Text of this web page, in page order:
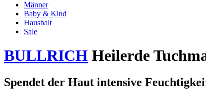
Männer
Baby & Kind
Haushalt
Sale
BULLRICH Heilerde
Spendet der Haut intensive